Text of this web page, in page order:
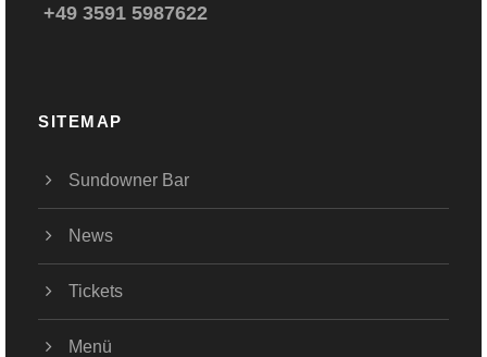
+49 3591 5987622
SITEMAP
Sundowner Bar
News
Tickets
Menü